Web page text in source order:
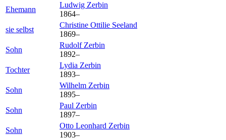
Ehemann
Ludwig Zerbin
1864–
sie selbst
Christine Ottilie Seeland
1869–
Sohn
Rudolf Zerbin
1892–
Tochter
Lydia Zerbin
1893–
Sohn
Wilhelm Zerbin
1895–
Sohn
Paul Zerbin
1897–
Sohn
Otto Leonhard Zerbin
1903–